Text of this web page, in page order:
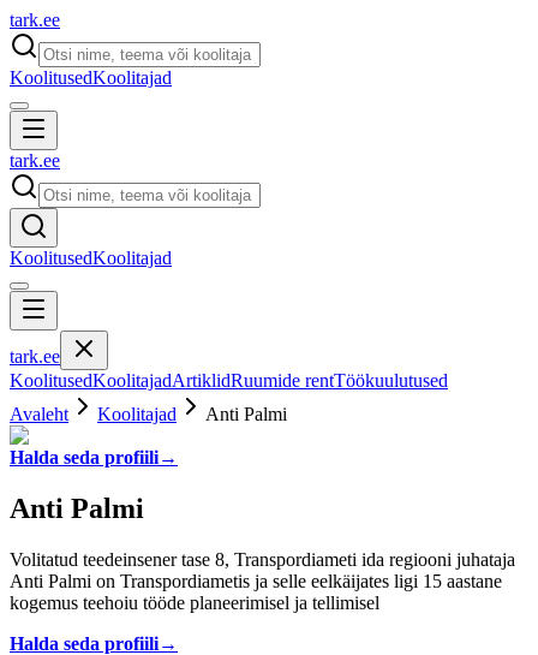
tark.ee
KoolitusedKoolitajad
tark.ee
KoolitusedKoolitajad
tark.ee
KoolitusedKoolitajadArtiklidRuumide rentTöökuulutused
Avaleht
Koolitajad Anti Palmi
Halda seda profiili→
Anti Palmi
Volitatud teedeinsener tase 8, Transpordiameti ida regiooni juhataja
Anti Palmi on Transpordiametis ja selle eelkäijates ligi 15 aastane
kogemus teehoiu tööde planeerimisel ja tellimisel
Halda seda profiili→